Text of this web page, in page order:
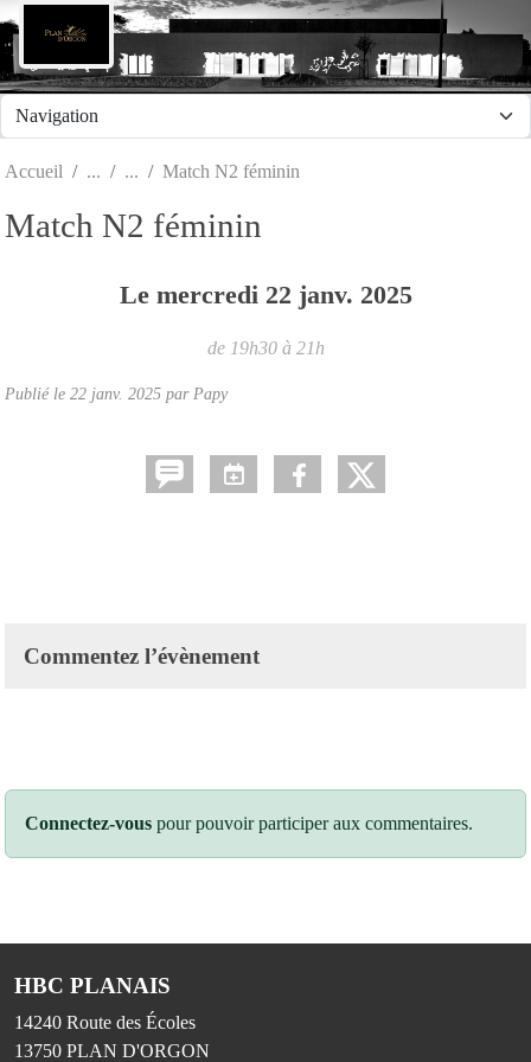
Accueil Match N2 féminin
Match N2 féminin
Le mercredi 22 janv. 2025
de 19h30 à 21h
Publié le 22 janv. 2025 par Papy
Commentez l’évènement
Connectez-vous pour pouvoir participer aux commentaires.
HBC PLANAIS
14240 Route des Écoles
13750 PLAN D'ORGON
Panneau de gestion des cookies